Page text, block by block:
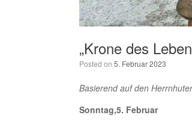
„Krone des
Posted on 5. Februar 2023
Basierend auf den
Sonntag,5. Februar